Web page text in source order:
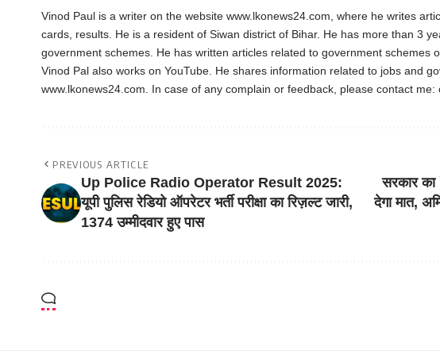
Vinod Paul is a writer on the website www.lkonews24.com, where he writes
cards, results. He is a resident of Siwan district of Bihar. He has more than 3
government schemes. He has written articles related to government schemes
Vinod Pal also works on YouTube. He shares information related to jobs and
www.lkonews24.com. In case of any complain or feedback, please contact me:
PREVIOUS ARTICLE
Up Police Radio Operator Result 2025:
यूपी पुलिस रेडियो ऑपरेटर भर्ती परीक्षा का रिज़ल्ट जारी,
1374 उम्मीदवार हुए पास
सरकार का
देगा मात,